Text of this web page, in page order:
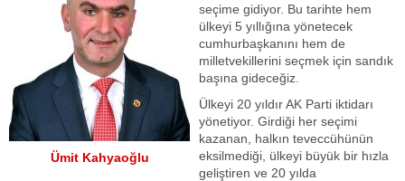
Ümit Kahyaoğlu
seçime gidiyor. Bu tarihte hem
ülkeyi 5 yıllığına yönetecek
cumhurbaşkanını hem de
milletvekillerini seçmek için sandık
başına gideceğiz.
Ülkeyi 20 yıldır AK Parti iktidarı
yönetiyor. Girdiği her seçimi
kazanan, halkın teveccühünün
eksilmediği, ülkeyi büyük bir hızla
geliştiren ve 20 yılda